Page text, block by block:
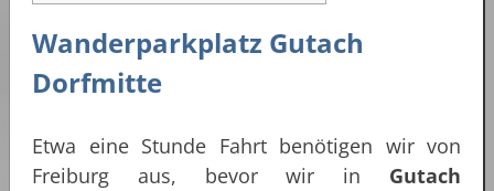
Wanderparkplatz Gutach
Dorfmitte
Etwa eine Stunde Fahrt benötigen wir von
Freiburg aus, bevor wir in Gutach